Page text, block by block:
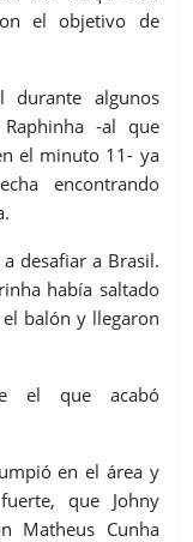
el objetivo de
durante algunos
-al que
el minuto 11- ya
encontrando
desafiar a Brasil.
había saltado
balón y llegaron
el que acabó
en el área y
que Johny
Matheus Cunha